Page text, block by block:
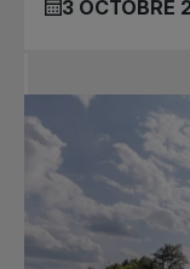
3 OCTOBRE